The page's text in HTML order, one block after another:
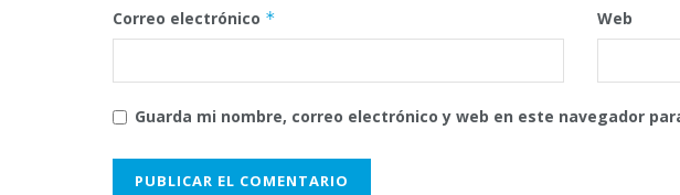
Correo electrónico * Web
Guarda mi nombre, correo electrónico y web en este navegador